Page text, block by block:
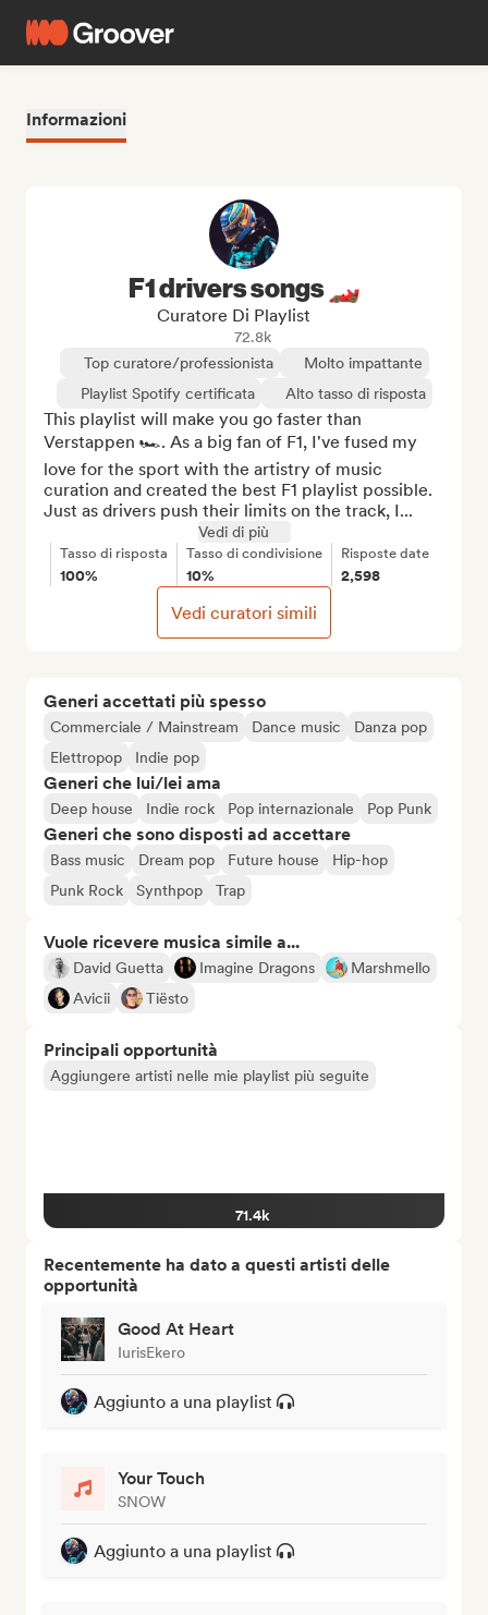
Informazioni
Generi accettati più spesso
Commerciale / Mainstream Dance music
Danza pop
Elettropop
Indie pop
Generi che lui/lei ama
Deep house Indie rock Pop internazionale Pop Punk
Generi che sono disposti ad accettare
Bass music Dream pop Future house
Hip-hop
Punk Rock
Synthpop Trap
Vuole ricevere musica simile a...
David Guetta Imagine Dragons
Marshmello
Avicii
Tiësto
Principali opportunità
Aggiungere artisti nelle mie playlist più seguite
71.4k
Recentemente ha dato a questi artisti delle
opportunità
Good At Heart
IurisEkero
Aggiunto a una playlist
Your Touch
SNOW
Aggiunto a una playlist
F1 drivers songs 🏎️
Curatore Di Playlist
72.8k
Top curatore/professionista
Molto impattante
Playlist Spotify certificata
Alto tasso di risposta
This playlist will make you go faster than
Verstappen 🏎️. As a big fan of F1, I've fused my
love for the sport with the artistry of music
curation and created the best F1 playlist possible.
Just as drivers push their limits on the track, I...
Vedi di più
Tasso di risposta
100%
Tasso di condivisione
10%
Risposte date
2,598
Vedi curatori simili